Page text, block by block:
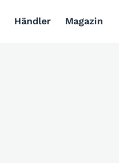
Händler Magazin